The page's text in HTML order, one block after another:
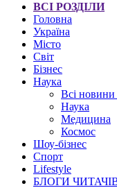
ВСІ РОЗДІЛИ
Головна
Україна
Місто
Світ
Бізнес
Наука
Всі новини
Наука
Медицина
Космос
Шоу-бізнес
Спорт
Lifestyle
БЛОГИ